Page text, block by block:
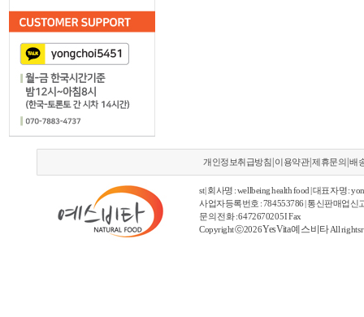
개인정보취급방침 이용약관|제휴문의 |배
st | 회사명 : wellbeing health food | 대표자명 :
사업자등록번호 : 784553786 | 통신판매업신
문의 전화 : 6472670205 I Fax
Copyright ⓒ2026YesVita 예스비타All rights